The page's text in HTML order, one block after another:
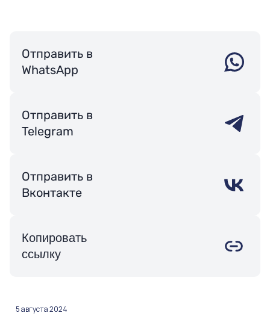
Отправить в
WhatsApp
Отправить в
Telegram
Отправить в
Вконтакте
Копировать
ссылку
5 августа 2024